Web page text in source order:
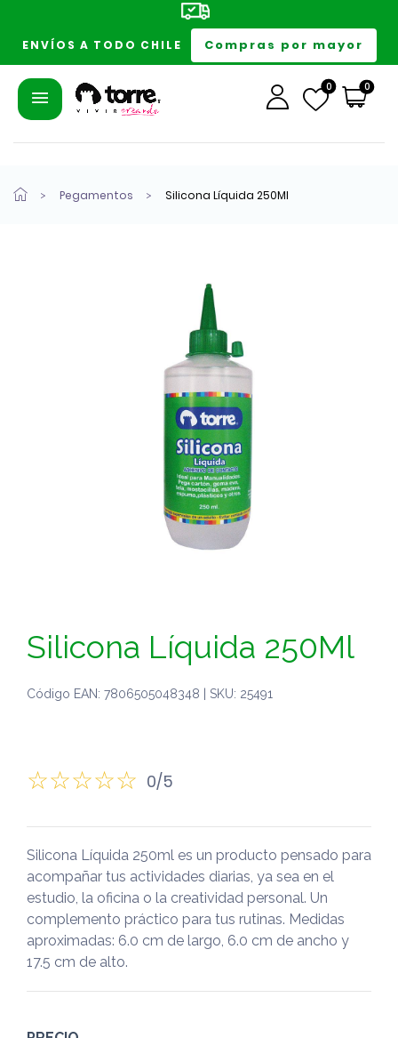
ENVÍOS A TODO CHILE Compras por mayor
0 0
Pegamentos Silicona Líquida 250Ml
Silicona Líquida 250Ml
Código EAN: 7806505048348 | SKU: 25491
0/5
Silicona Líquida 250ml es un producto pensado para
acompañar tus actividades diarias, ya sea en el
estudio, la oficina o la creatividad personal. Un
complemento práctico para tus rutinas. Medidas
aproximadas: 6.0 cm de largo, 6.0 cm de ancho y
17.5 cm de alto.